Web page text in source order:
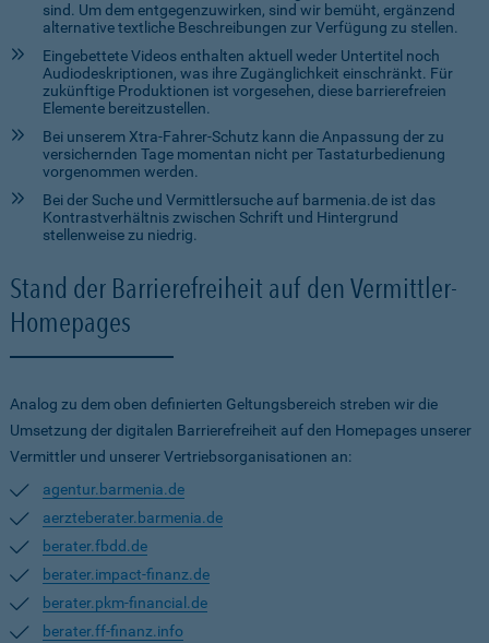
sind. Um dem entgegenzuwirken, sind wir bemüht, ergänzend
alternative textliche Beschreibungen zur Verfügung zu stellen.
Eingebettete Videos enthalten aktuell weder Untertitel noch
Audiodeskriptionen, was ihre Zugänglichkeit einschränkt. Für
zukünftige Produktionen ist vorgesehen, diese barrierefreien
Elemente bereitzustellen.
Bei unserem Xtra-Fahrer-Schutz kann die Anpassung der zu
versichernden Tage momentan nicht per Tastaturbedienung
vorgenommen werden.
Bei der Suche und Vermittlersuche auf barmenia.de ist das
Kontrastverhältnis zwischen Schrift und Hintergrund
stellenweise zu niedrig.
Stand der Barrierefreiheit auf den Vermittler-
Homepages
Analog zu dem oben definierten Geltungsbereich streben wir die
Umsetzung der digitalen Barrierefreiheit auf den Homepages unserer
Vermittler und unserer Vertriebsorganisationen an:
agentur.barmenia.de
aerzteberater.barmenia.de
berater.fbdd.de
berater.impact-finanz.de
berater.pkm-financial.de
berater.ff-finanz.info